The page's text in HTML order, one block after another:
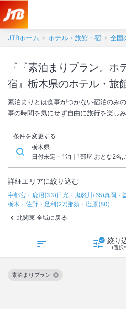
JTBホーム ホテル・旅館・宿 全国
『『素泊まりプラン』ホ
宿』栃木県のホテル・旅
素泊まりとは食事がつかない宿泊のみ
事の時間を気にせず自由に旅行を楽し
条件を変更する
栃木県
日付未定 - 1泊｜1部屋 おとな2名,
詳細エリアに絞り込む
宇都宮・鹿沼(33) 日光・鬼怒川 (65)真岡・
栃木・佐野・足利(27)那須・塩原(80)
北関東 全域に戻る
絞り
(選択
素泊まりプラン
この絞り込み条件を解除